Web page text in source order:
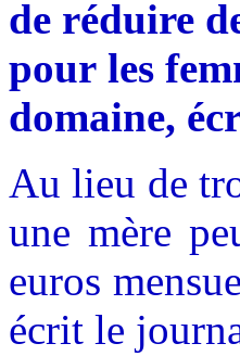
de réduire
pour les
domaine,
Au lieu de
une mère
euros
écrit le